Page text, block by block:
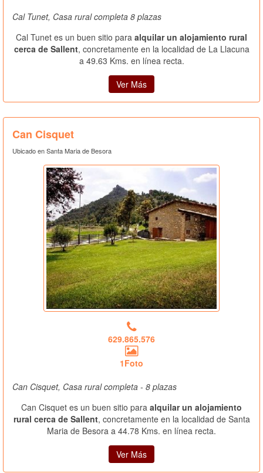
Cal Tunet, Casa rural completa 8 plazas
Cal Tunet es un buen sitio para alquilar un alojamiento rural
cerca de Sallent, concretamente en la localidad de La Llacuna
a 49.63 Kms. en línea recta.
Ver Más
Can Cisquet
Ubicado en Santa Maria de Besora
629.865.576
1Foto
Can Cisquet, Casa rural completa - 8 plazas
Can Cisquet es un buen sitio para alquilar un alojamiento
rural cerca de Sallent, concretamente en la localidad de Santa
Maria de Besora a 44.78 Kms. en línea recta.
Ver Más